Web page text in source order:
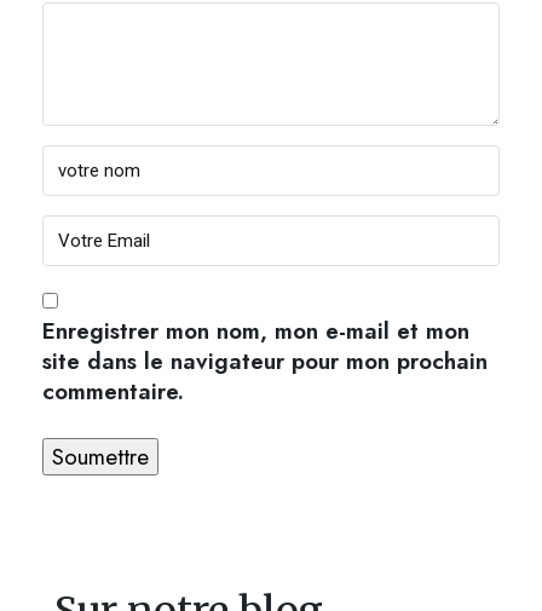
Enregistrer mon nom, mon e-mail et mon
site dans le navigateur pour mon prochain
commentaire.